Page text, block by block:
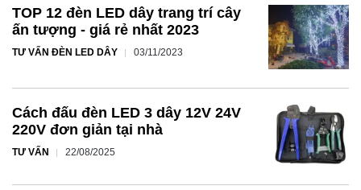
TOP 12 đèn LED dây trang trí cây
ấn tượng - giá rẻ nhất 2023
TƯ VẤN ĐÈN LED DÂY 03/11/2023
Cách đấu đèn LED 3 dây 12V 24V
220V đơn giản tại nhà
TƯ VẤN 22/08/2025